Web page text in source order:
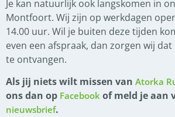
Je kan natuurlijk ook langskomen in
Montfoort. Wij zijn op werkdagen
14.00 uur. Wil je buiten deze tijden
even een afspraak, dan zorgen wij
te ontvangen.
Als jij niets wilt missen van Atorka
ons dan op Facebook of meld je aan
nieuwsbrief.